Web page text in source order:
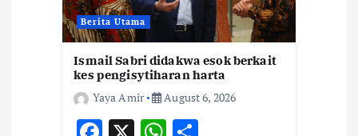
Berita Utama
Ismail Sabri didakwa esok berkait
kes pengisytiharan harta
Yaya Amir
August 6, 2026